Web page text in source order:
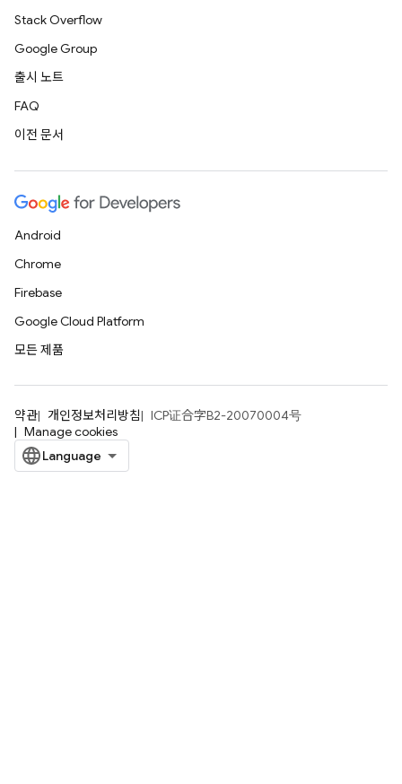
Stack Overflow
Google Group
출시 노트
FAQ
이전 문서
Android
Chrome
Firebase
Google Cloud Platform
모든 제품
약관 개인정보처리방침
ICP证合字B2-20070004号
Manage cookies